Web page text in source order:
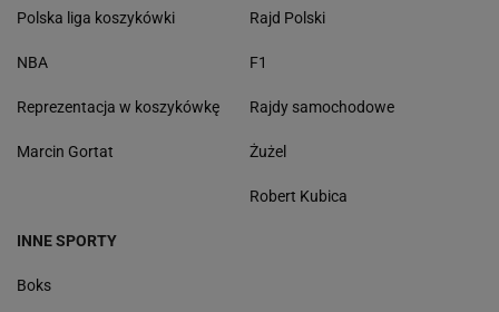
Polska liga koszykówki
NBA
Reprezentacja w koszykówkę
Marcin Gortat
Rajd Polski
F1
Rajdy samochodowe
Żużel
Robert Kubica
INNE SPORTY
Boks